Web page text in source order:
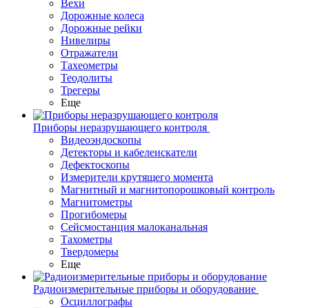
Вехи
Дорожные колеса
Дорожные рейки
Нивелиры
Отражатели
Тахеометры
Теодолиты
Трегеры
Еще
Приборы неразрушающего контроля
Видеоэндоскопы
Детекторы и кабелеискатели
Дефектоскопы
Измерители крутящего момента
Магнитный и магнитопорошковый контроль
Магнитометры
Прогибомеры
Сейсмостанция малоканальная
Тахометры
Твердомеры
Еще
Радиоизмерительные приборы и оборудование
Осциллографы